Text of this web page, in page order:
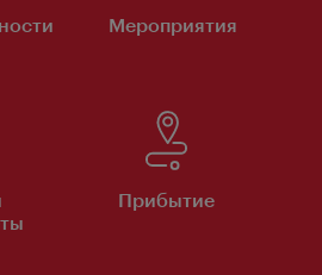
Мероприятия
Прибытие